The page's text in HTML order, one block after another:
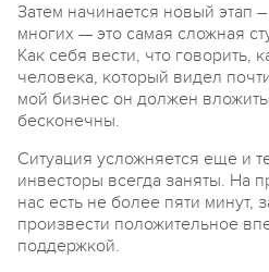
Затем начинается новый этап
многих — это самая сложная
Как себя вести, что говорить,
человека, который видел
мой бизнес он должен
бесконечны.
Ситуация усложняется еще и
инвесторы всегда заняты. На
нас есть не более пяти минут,
произвести положительное
поддержкой.